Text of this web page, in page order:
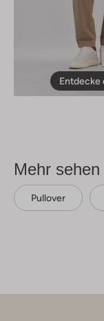
Entdecke
Mehr sehen
Pullover